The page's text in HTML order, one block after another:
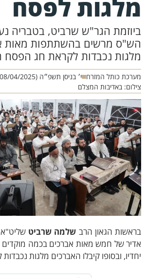
לפסח
הגר"ש שרביט, בטבריה
מרשים בהשתתפות מאות
נכבדות לקראת חג הפסח
כותל המזרח י׳ בניסן תשפ״ה (08/04/2025)
באדיבות המצלם
הגאון הרבשלמה שרביטשליט"א,
של חמש מאות אברכים בכמה מוקדים
ובסופו קיבלו האברכים מלגות נכבדות